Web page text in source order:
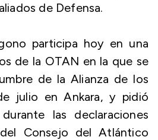
de Defensa.
participa hoy en una
de la OTAN en la que se
de la Alianza de los
julio en Ankara, y pidió
las declaraciones
Consejo del Atlántico